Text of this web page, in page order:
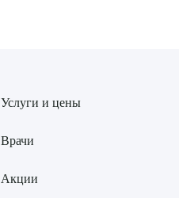
Услуги и цены
Врачи
Акции